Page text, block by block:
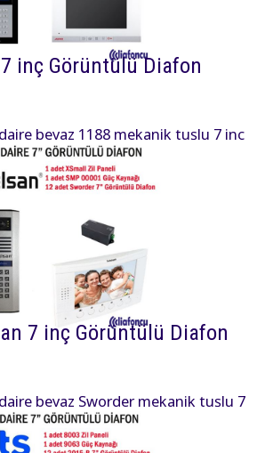
inç Görüntülü Diafon
beyaz 1188 mekanik tuşlu 7 inç
butonlu zil paneli ve
diafon paketi 41700₺ dir.
7 inç Görüntülü Diafon
beyaz Sworder mekanik tuşlu 7
mekanik tuşlu zil paneli ve
diafon paketi 43020₺ dir.